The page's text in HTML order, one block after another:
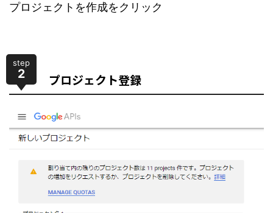
プロジェクトを作成をクリック
step
2 プロジェクト登録